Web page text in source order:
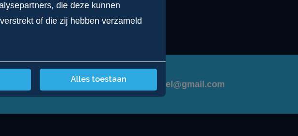
528 275 793 winkelautohandel@gmail.com
die deze kunnen
of die zij hebben verzameld
Alles toestaan